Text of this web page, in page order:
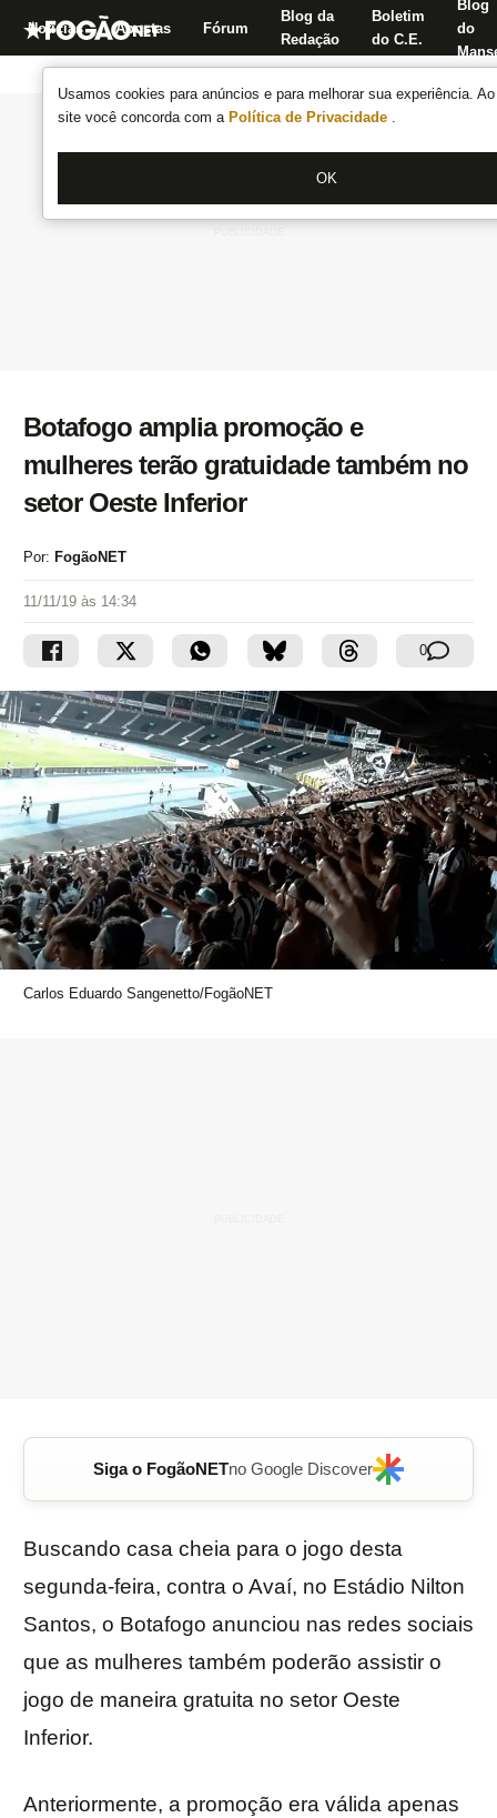
Usamos cookies para anúncios e para melhorar sua experiência.
site você concorda com a Política de Privacidade .
OK
Notícias Apostas Fórum
Blog da
Redação
Boletim
do C.E.
Blog
do
Botafogo amplia promoção e
mulheres terão gratuidade também no
setor Oeste Inferior
Por: FogãoNET
11/11/19 às 14:34
0
Carlos Eduardo Sangenetto/FogãoNET
Siga o FogãoNETno Google Discover
Buscando casa cheia para o jogo desta
segunda-feira, contra o Avaí, no Estádio Nilton
Santos, o Botafogo anunciou nas redes sociais
que as mulheres também poderão assistir o
jogo de maneira gratuita no setor Oeste
Inferior.
Anteriormente, a promoção era válida apenas